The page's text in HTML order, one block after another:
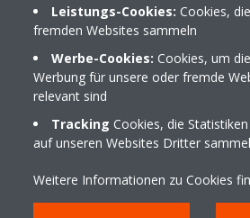
Dr.-Kurt-Steim-Straße 7
78713 Schramberg
Leistungs-Cookies: Cookies,
fremden Websites sammeln
Werbe-Cookies: Cookies, um
Werbung für unsere oder fremde
relevant sind
Tracking Cookies, die
auf unseren Websites Dritter
Weitere Informationen zu Cookies